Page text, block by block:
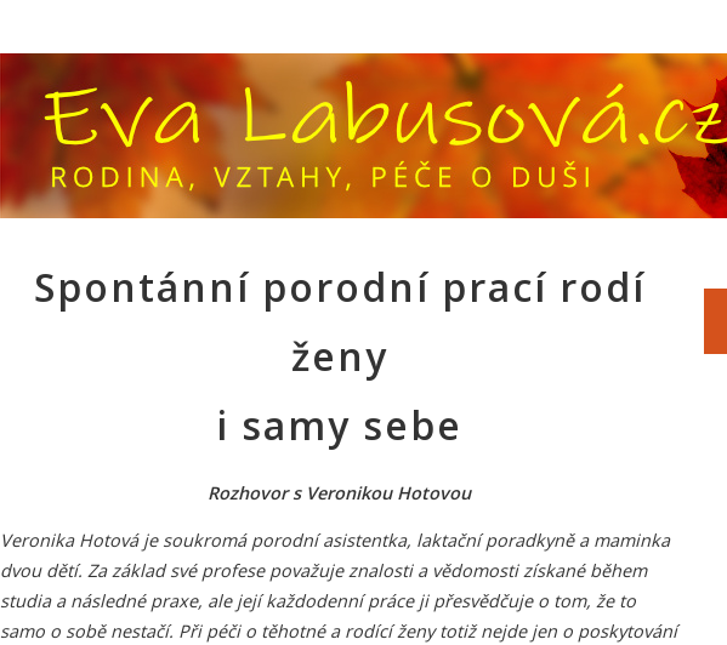
Spontánní porodní prací rodí
ženy
i samy sebe
Rozhovor s Veronikou Hotovou
Veronika Hotová je soukromá porodní asistentka, laktační poradkyně a maminka
dvou dětí. Za základ své profese považuje znalosti a vědomosti získané během
studia a následné praxe, ale její každodenní práce ji přesvědčuje o tom, že to
samo o sobě nestačí. Při péči o těhotné a rodící ženy totiž nejde jen o poskytování